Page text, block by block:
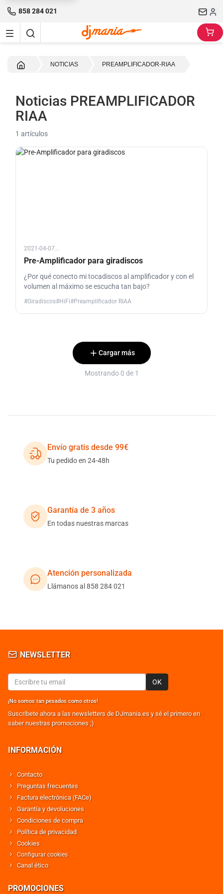
858 284 021
NOTICIAS PREAMPLIFICADOR-RIAA
Noticias PREAMPLIFICADOR
RIAA
1 artículos
2021-04-07...
Pre-Amplificador para giradiscos
¿Por qué conecto mi tocadiscos al amplificador y con el
volumen al máximo se escucha tan bajo?
#Giradiscos#HiFi#Preamplificador RIAA
Cargar más
Mostrando 0 de 1
Envío gratis desde 99€
Tu pedido en 24-48h
Garantía de 3 años
En todas nuestras marcas
Atención personalizada
Llámanos al 858 284 021
NEWSLETTER
OK
¡No somos tan pesados como otros!
Suscribete ahora a las newsletters de DJmania.es y sé el primero en
saber nuestras promociones ;)
INFORMACIÓN
Contacto
Preguntas frecuentes
Factura electrónica (FACe)
Garantía y devoluciones
Condiciones de compra
Política de privacidad
Cookies
Configurar cookies
Canal ético
PROMOCIONES